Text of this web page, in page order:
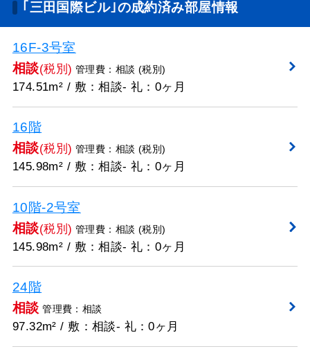
｢三田国際ビル｣の成約済み部屋情報
16F-3号室
相談(税別) 管理費：相談 (税別)
174.51m² / 敷：相談- 礼：0ヶ月
16階
相談(税別) 管理費：相談 (税別)
145.98m² / 敷：相談- 礼：0ヶ月
10階-2号室
相談(税別) 管理費：相談 (税別)
145.98m² / 敷：相談- 礼：0ヶ月
24階
相談 管理費：相談
97.32m² / 敷：相談- 礼：0ヶ月